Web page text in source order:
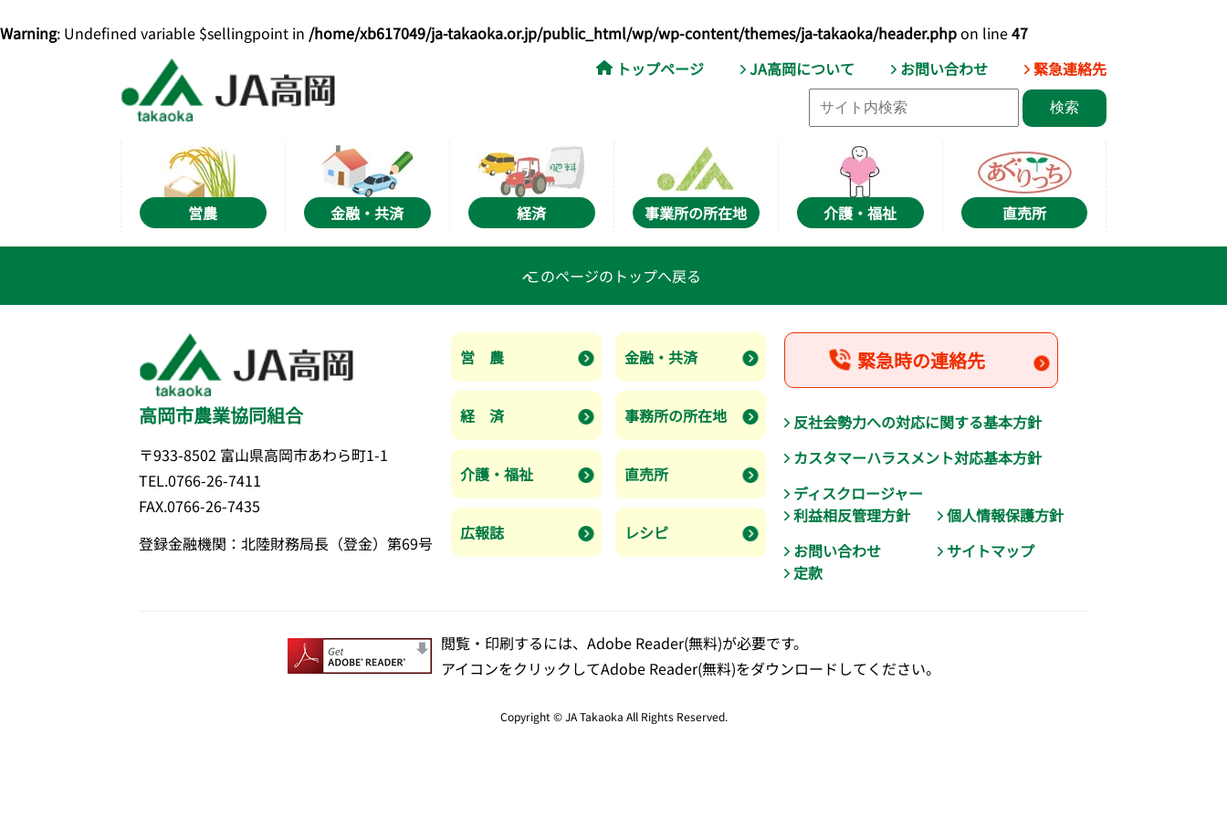
Warning: Undefined variable $sellingpoint in /home/xb617049/ja-takaoka.or.jp/public_html/wp/wp-content/themes/ja-takaoka/header.phpon line47
トップページ
JA高岡について お問い合わせ 緊急連絡先
営農 金融・共済 経済 事業所の所在地 介護・福祉 直売所
このページのトップへ戻る
高岡市農業協同組合
〒933-8502 富山県高岡市あわら町1-1
TEL.0766-26-7411
FAX.0766-26-7435
登録金融機関：北陸財務局長（登金）第69号
営 農
経 済
介護・福祉
広報誌
金融・共済
事務所の所在地
直売所
レシピ
緊急時の連絡先
反社会勢力への対応に関する基本方針
カスタマーハラスメント対応基本方針
ディスクロージャー
利益相反管理方針
お問い合わせ
個人情報保護方針
サイトマップ
定款
閲覧・印刷するには、Adobe Reader(無料)が必要です。
アイコンをクリックしてAdobe Reader(無料)をダウンロードしてください。
Copyright © JA Takaoka All Rights Reserved.